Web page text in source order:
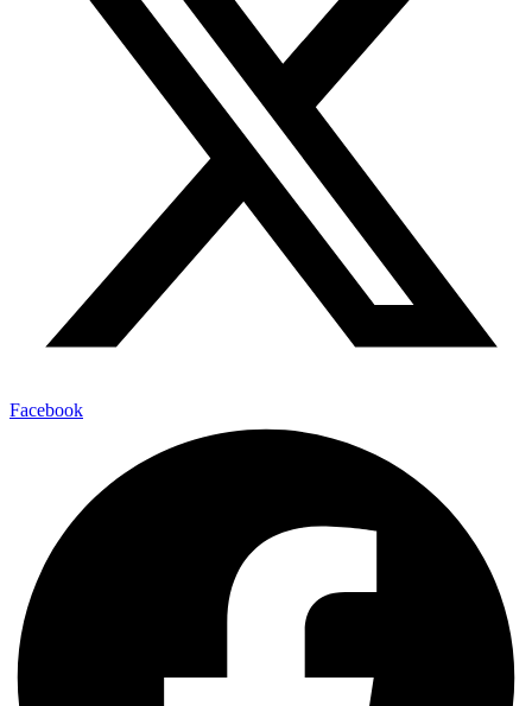
Facebook